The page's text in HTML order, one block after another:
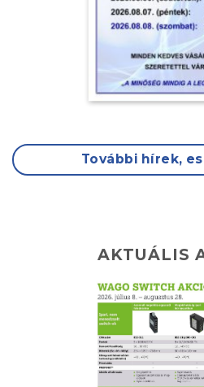
További hírek,
AKTUÁLIS